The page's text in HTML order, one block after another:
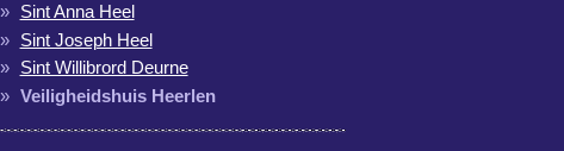
Sint Anna Heel
Sint Joseph Heel
Sint Willibrord Deurne
Veiligheidshuis Heerlen